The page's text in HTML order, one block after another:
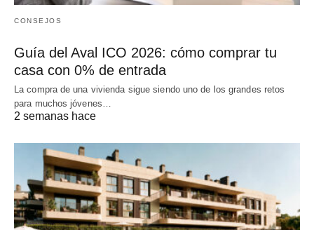
CONSEJOS
Guía del Aval ICO 2026: cómo comprar tu
casa con 0% de entrada
La compra de una vivienda sigue siendo uno de los grandes retos
para muchos jóvenes…
2 semanas hace